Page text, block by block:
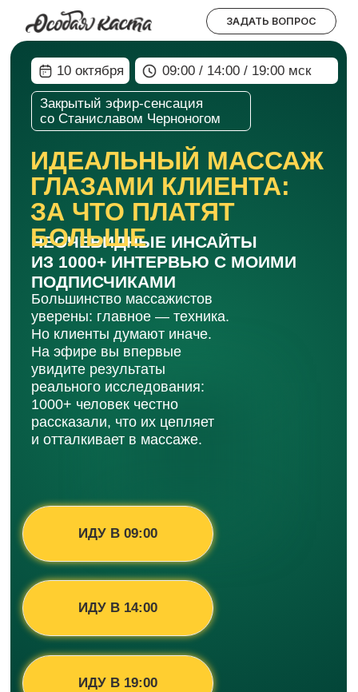
ЗАДАТЬ ВОПРОС
Большинство массажистов
уверены: главное — техника.
Но клиенты думают иначе.
На эфире вы впервые
увидите результаты
реального исследования:
1000+ человек честно
рассказали, что их цепляет
и отталкивает в массаже.
Закрытый эфир-сенсация
со Станиславом Черноногом
НЕОЧЕВИДНЫЕ ИНСАЙТЫ
ИЗ 1000+ ИНТЕРВЬЮ С МОИМИ
ПОДПИСЧИКАМИ
ИДЕАЛЬНЫЙ МАССАЖ
ГЛАЗАМИ КЛИЕНТА:
ЗА ЧТО ПЛАТЯТ
БОЛЬШЕ
Разберём:
Почему 70% клиентов не возвращаются,
даже если всё «сделано правильно»
За какой массаж платят в 3 раза
больше — это не про сертификаты
и «красивые отзывы»
Как меняются запросы у 20-летних, 40-
ни одного клиента
ИДУ В 09:00
ИДУ В 14:00